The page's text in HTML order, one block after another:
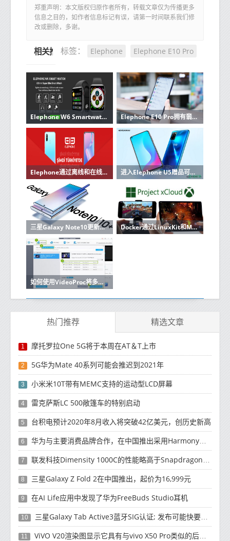
郑重声明：本文版权归原作者所有，转载文章仅为传播更多
信息之目的，如作者信息标记有误，请第一时间联系我们修
改或删除，多谢。
标签： Elephone Elephone E10 Pro
相关推荐
Elephone W6 Smartwatch可从Geekbuying处以29美元的折扣价购买 Elephone E10 Pro拥有翡翠蓝和银灰色两种颜色
Elephone通过离线和在线市场在土耳其首次亮相 进入Elephone U5赠品可免费获取新推出的智能手机
三星Galaxy Note10更新将于2020年8月安全补丁发布 Docker通过LinuxKit和Moby Project打开容器平台
如何使用VideoProc将多个视频合并为一个
热门推荐 精选文章
1 摩托罗拉One 5G将于本周在AT＆T上市
2 5G华为Mate 40系列可能会推迟到2021年
3 小米米10T带有MEMC支持的运动型LCD屏幕
4 雷克萨斯LC 500敞篷车的特别启动
5 台积电预计2020年8月收入将突破42亿美元，创历史新高
6 华为与主要消费品牌合作，在中国推出采用HarmonyOS 2.0的智能家居产品
7 联发科技Dimensity 1000C的性能略高于Snapdragon 765G
8 三星Galaxy Z Fold 2在中国推出，起价为16,999元
9 在AI Life应用中发现了华为FreeBuds Studio耳机
10 三星Galaxy Tab Active3蓝牙SIG认证; 发布可能快要结束了
11 ViVO V20渲染图显示它具有与vivo X50 Pro类似的后部设计